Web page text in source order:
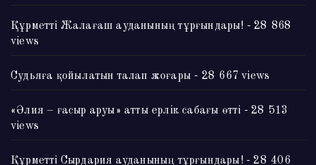
Құрметті Жалағаш ауданының тұрғындары! - 28 868
views
Судьяға қойылатын талап жоғары - 28 667 views
«Әлия – ғасыр аруы» атты ерлік сабағы өтті - 28 513
views
Құрметті Сырдария ауданының тұрғындары!- 28 406